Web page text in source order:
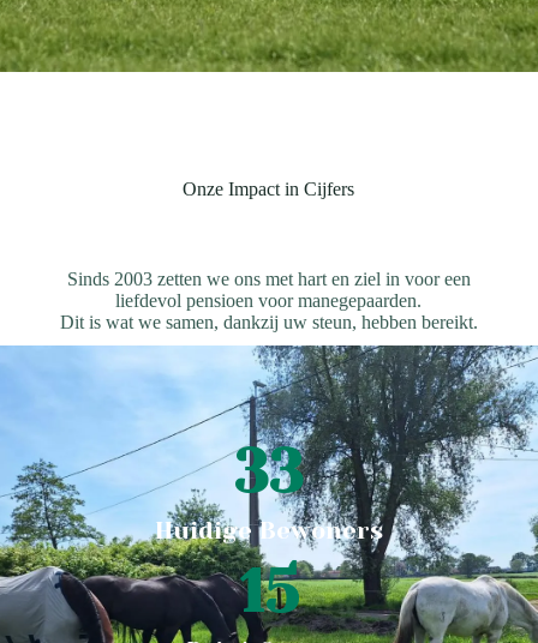
Onze Impact in Cijfers
Sinds 2003 zetten we ons met hart en ziel in voor een
liefdevol pensioen voor manegepaarden.
Dit is wat we samen, dankzij uw steun, hebben bereikt.
Huidige Bewoners
33
15